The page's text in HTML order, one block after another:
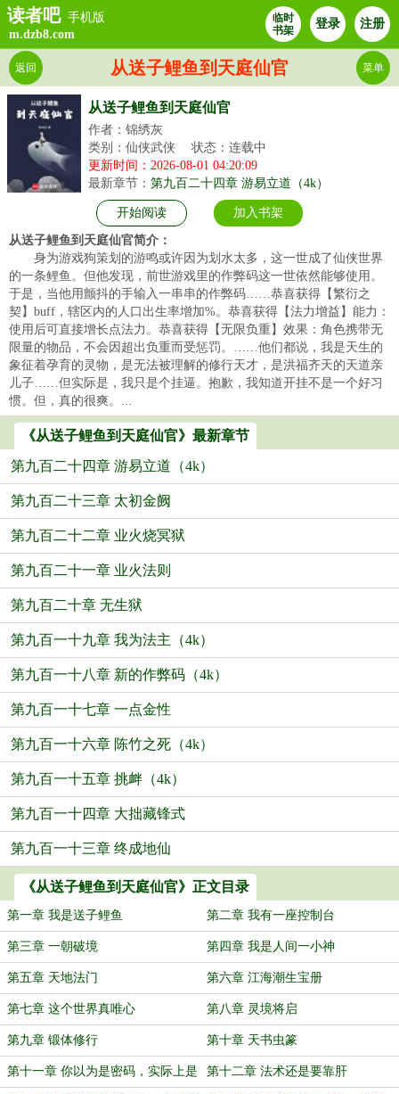
读者吧 手机版
m.dzb8.com
临时
书架
登录 注册
从送子鲤鱼到天庭仙官
返回 菜单
从送子鲤鱼到天庭仙官
作者：锦绣灰
类别：仙侠武侠
状态：连载中
更新时间：2026-08-01 04:20:09
最新章节： 第九百二十四章 游易立道（4k）
开始阅读 加入书架
从送子鲤鱼到天庭仙官简介：
身为游戏狗策划的游鸣或许因为划水太多，这一世成了仙侠世界
的一条鲤鱼。但他发现，前世游戏里的作弊码这一世依然能够使用。
于是，当他用颤抖的手输入一串串的作弊码……恭喜获得【繁衍之
契】buff，辖区内的人口出生率增加%。恭喜获得【法力增益】能力：
使用后可直接增长点法力。恭喜获得【无限负重】效果：角色携带无
限量的物品，不会因超出负重而受惩罚。……他们都说，我是天生的
象征着孕育的灵物，是无法被理解的修行天才，是洪福齐天的天道亲
儿子……但实际是，我只是个挂逼。抱歉，我知道开挂不是一个好习
惯。但，真的很爽。...
《从送子鲤鱼到天庭仙官》最新章节
第九百二十四章 游易立道（4k）
第九百二十三章 太初金阙
第九百二十二章 业火烧冥狱
第九百二十一章 业火法则
第九百二十章 无生狱
第九百一十九章 我为法主（4k）
第九百一十八章 新的作弊码（4k）
第九百一十七章 一点金性
第九百一十六章 陈竹之死（4k）
第九百一十五章 挑衅（4k）
第九百一十四章 大拙藏锋式
第九百一十三章 终成地仙
《从送子鲤鱼到天庭仙官》正文目录
第一章 我是送子鲤鱼 第二章 我有一座控制台
第三章 一朝破境 第四章 我是人间一小神
第五章 天地法门 第六章 江海潮生宝册
第七章 这个世界真唯心 第八章 灵境将启
第九章 锻体修行 第十章 天书虫篆
第十一章 你以为是密码，实际上是 第十二章 法术还是要靠肝